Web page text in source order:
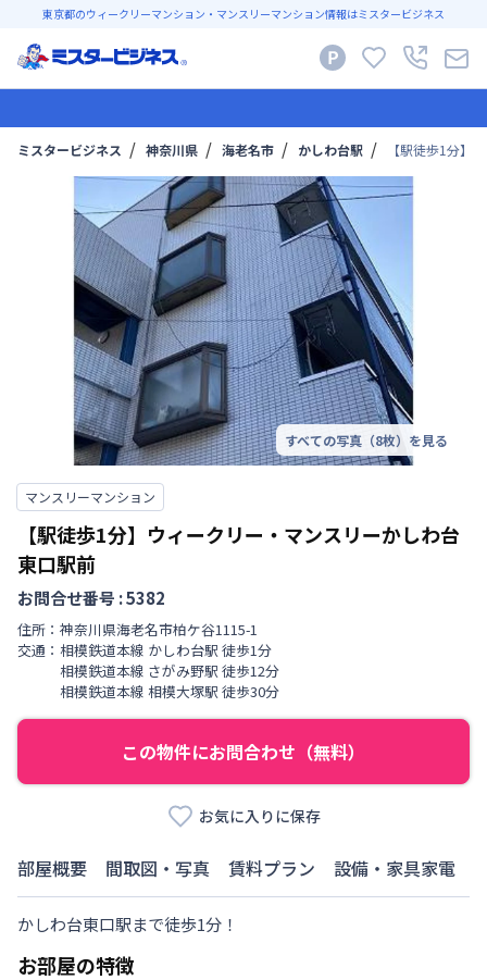
東京都のウィークリーマンション・マンスリーマンション情報はミスタービジネス
ミスタービジネス 神奈川県 海老名市 かしわ台駅 【駅徒歩1分】
すべての写真（8枚）を見る
マンスリーマンション
【駅徒歩1分】ウィークリー・マンスリーかしわ台
東口駅前
お問合せ番号 :5382
住所： 神奈川県海老名市柏ケ谷1115-1
交通： 相模鉄道本線 かしわ台駅 徒歩1分
相模鉄道本線 さがみ野駅 徒歩12分
相模鉄道本線 相模大塚駅 徒歩30分
この物件にお問合わせ（無料）
お気に入りに保存
部屋概要 間取図・写真 賃料プラン 設備・家具家電
かしわ台東口駅まで徒歩1分！
お部屋の特徴